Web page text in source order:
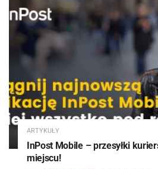
ARTYKUŁY
InPost Mobile – przesyłki
miejscu!